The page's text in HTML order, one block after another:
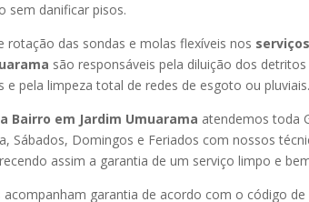
sem danificar pisos.
das sondas e molas flexíveis nos
são responsáveis pela diluição dos
e pela limpeza total de redes de esgoto ou pluviais.
Bairro em Jardim Umuarama atendemos toda
Sábados, Domingos e Feriados com nossos
assim a garantia de um serviço limpo e
garantia de acordo com o código